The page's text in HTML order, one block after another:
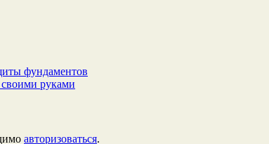
фундаментов
руками
авторизоваться.